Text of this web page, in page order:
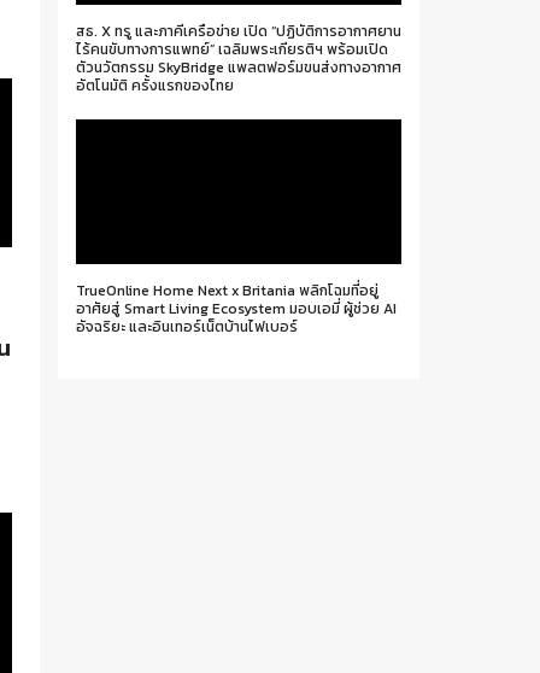
สธ. X ทรู และภาคีเครือข่าย เปิด “ปฏิบัติการอากาศยาน
ไร้คนขับทางการแพทย์” เฉลิมพระเกียรติฯ พร้อมเปิด
ตัวนวัตกรรม SkyBridge แพลตฟอร์มขนส่งทางอากาศ
อัตโนมัติ ครั้งแรกของไทย
TrueOnline Home Next x Britania พลิกโฉมที่อยู่
อาศัยสู่ Smart Living Ecosystem มอบเอมี่ ผู้ช่วย AI
อัจฉริยะ และอินเทอร์เน็ตบ้านไฟเบอร์